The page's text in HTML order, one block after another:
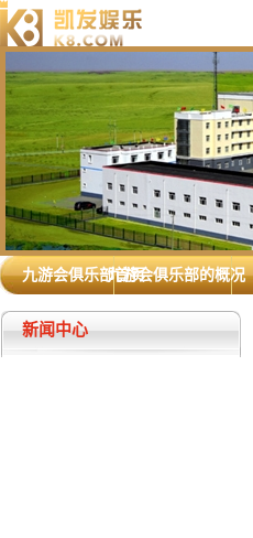
九游会俱乐部首页九游会俱乐部的概况
新闻中心